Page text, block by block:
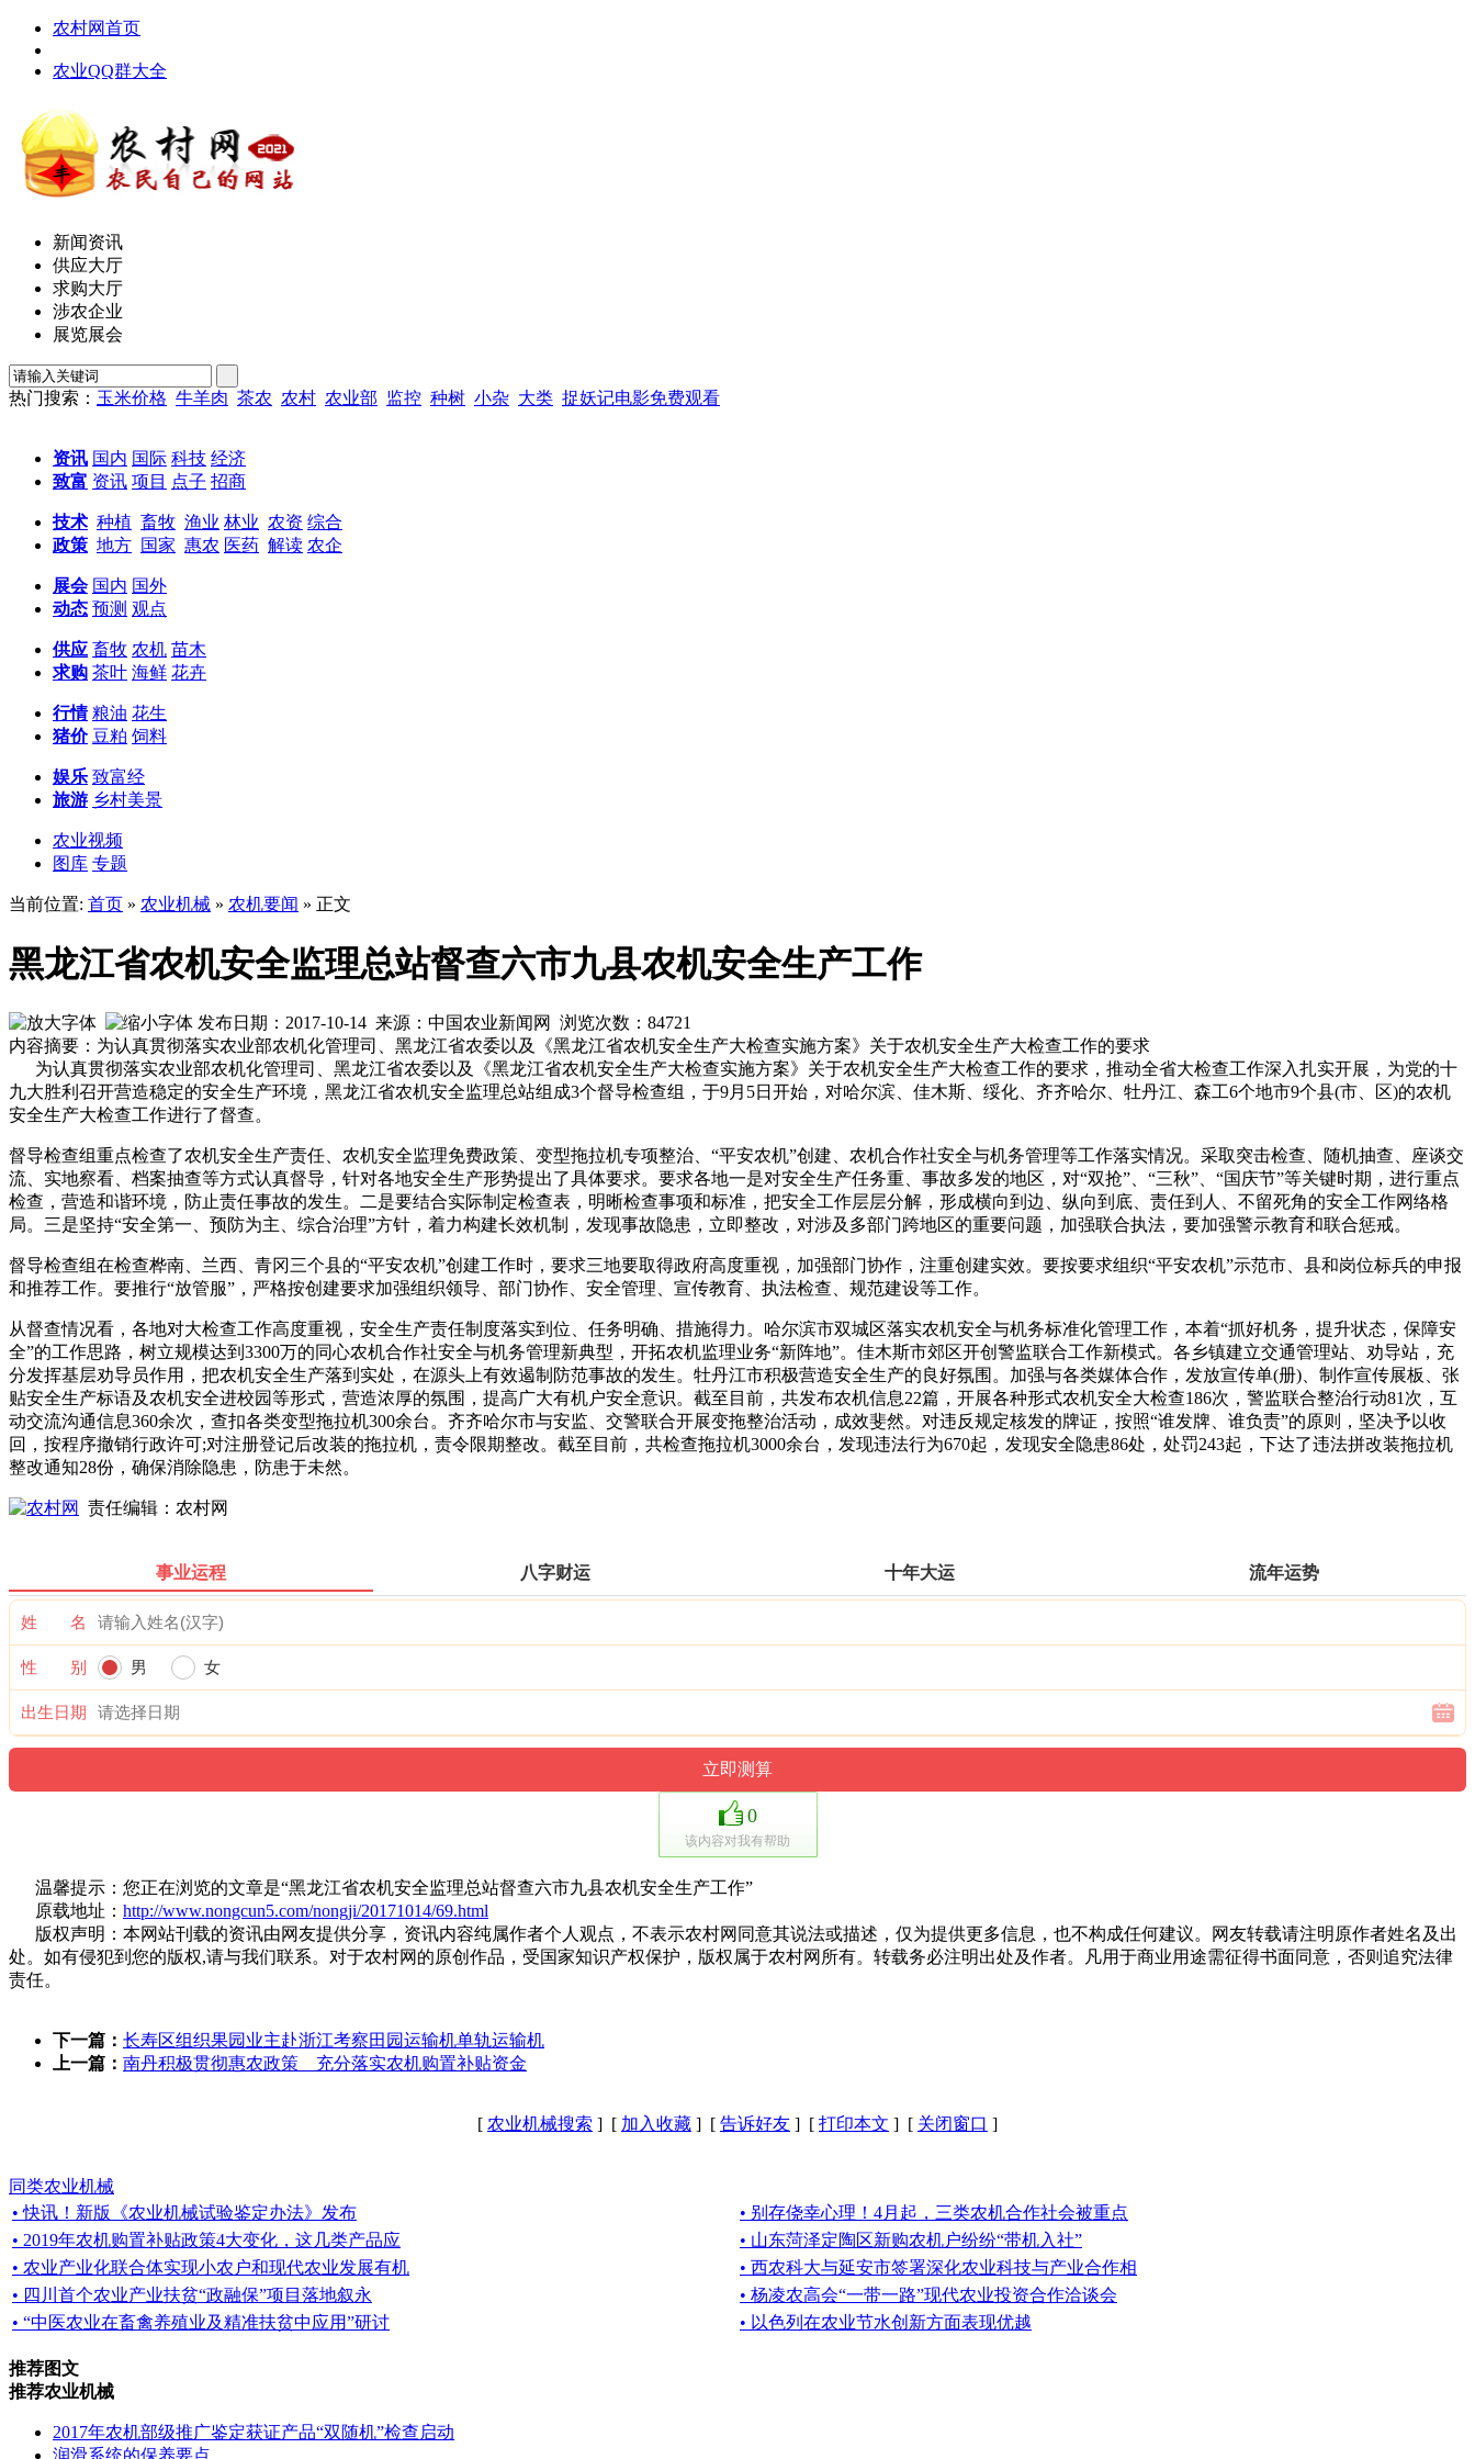
农村网首页
农业QQ群大全
新闻资讯
供应大厅
求购大厅
涉农企业
展览展会
热门搜索： 玉米价格 牛羊肉 茶农 农村 农业部 监控 种树 小杂 大类 捉妖记电影免费观看
资讯 国内 国际 科技 经济
致富 资讯 项目 点子 招商
技术 种植 畜牧 渔业 林业 农资 综合
政策 地方 国家 惠农 医药 解读 农企
展会 国内 国外
动态 预测 观点
供应 畜牧 农机 苗木
求购 茶叶 海鲜 花卉
行情 粮油 花生
猪价 豆粕 饲料
娱乐 致富经
旅游 乡村美景
农业视频
图库 专题
当前位置: 首页 » 农业机械 » 农机要闻 » 正文
黑龙江省农机安全监理总站督查六市九县农机安全生产工作
发布日期：2017-10-14 来源：中国农业新闻网 浏览次数： 84721
内容摘要：为认真贯彻落实农业部农机化管理司、黑龙江省农委以及《黑龙江省农机安全生产大检查实施方案》关于农机安全生产大检查工作的要求
为认真贯彻落实农业部农机化管理司、黑龙江省农委以及《黑龙江省农机安全生产大检查实施方案》关于农机安全生产大检查工作的要求，推动全省大检查工作深入扎实开展，为党的十
九大胜利召开营造稳定的安全生产环境，黑龙江省农机安全监理总站组成3个督导检查组，于9月5日开始，对哈尔滨、佳木斯、绥化、齐齐哈尔、牡丹江、森工6个地市9个县(市、区)的农机
安全生产大检查工作进行了督查。
督导检查组重点检查了农机安全生产责任、农机安全监理免费政策、变型拖拉机专项整治、“平安农机”创建、农机合作社安全与机务管理等工作落实情况。采取突击检查、随机抽查、座谈交
流、实地察看、档案抽查等方式认真督导，针对各地安全生产形势提出了具体要求。要求各地一是对安全生产任务重、事故多发的地区，对“双抢”、“三秋”、“国庆节”等关键时期，进行重点
检查，营造和谐环境，防止责任事故的发生。二是要结合实际制定检查表，明晰检查事项和标准，把安全工作层层分解，形成横向到边、纵向到底、责任到人、不留死角的安全工作网络格
局。三是坚持“安全第一、预防为主、综合治理”方针，着力构建长效机制，发现事故隐患，立即整改，对涉及多部门跨地区的重要问题，加强联合执法，要加强警示教育和联合惩戒。
督导检查组在检查桦南、兰西、青冈三个县的“平安农机”创建工作时，要求三地要取得政府高度重视，加强部门协作，注重创建实效。要按要求组织“平安农机”示范市、县和岗位标兵的申报
和推荐工作。要推行“放管服”，严格按创建要求加强组织领导、部门协作、安全管理、宣传教育、执法检查、规范建设等工作。
从督查情况看，各地对大检查工作高度重视，安全生产责任制度落实到位、任务明确、措施得力。哈尔滨市双城区落实农机安全与机务标准化管理工作，本着“抓好机务，提升状态，保障安
全”的工作思路，树立规模达到3300万的同心农机合作社安全与机务管理新典型，开拓农机监理业务“新阵地”。佳木斯市郊区开创警监联合工作新模式。各乡镇建立交通管理站、劝导站，充
分发挥基层劝导员作用，把农机安全生产落到实处，在源头上有效遏制防范事故的发生。牡丹江市积极营造安全生产的良好氛围。加强与各类媒体合作，发放宣传单(册)、制作宣传展板、张
贴安全生产标语及农机安全进校园等形式，营造浓厚的氛围，提高广大有机户安全意识。截至目前，共发布农机信息22篇，开展各种形式农机安全大检查186次，警监联合整治行动81次，互
动交流沟通信息360余次，查扣各类变型拖拉机300余台。齐齐哈尔市与安监、交警联合开展变拖整治活动，成效斐然。对违反规定核发的牌证，按照“谁发牌、谁负责”的原则，坚决予以收
回，按程序撤销行政许可;对注册登记后改装的拖拉机，责令限期整改。截至目前，共检查拖拉机3000余台，发现违法行为670起，发现安全隐患86处，处罚243起，下达了违法拼改装拖拉机
整改通知28份，确保消除隐患，防患于未然。
责任编辑：农村网
事业运程 八字财运 十年大运 流年运势
姓 名
性 别 男 女
出生日期
0
该内容对我有帮助
温馨提示：您正在浏览的文章是“黑龙江省农机安全监理总站督查六市九县农机安全生产工作”
原载地址： http://www.nongcun5.com/nongji/20171014/69.html
版权声明：本网站刊载的资讯由网友提供分享，资讯内容纯属作者个人观点，不表示农村网同意其说法或描述，仅为提供更多信息，也不构成任何建议。网友转载请注明原作者姓名及出
处。如有侵犯到您的版权,请与我们联系。对于农村网的原创作品，受国家知识产权保护，版权属于农村网所有。转载务必注明出处及作者。凡用于商业用途需征得书面同意，否则追究法律
责任。
下一篇： 长寿区组织果园业主赴浙江考察田园运输机单轨运输机
上一篇： 南丹积极贯彻惠农政策 充分落实农机购置补贴资金
[ 农业机械搜索 ] [ 加入收藏 ] [ 告诉好友 ] [ 打印本文 ] [ 关闭窗口 ]
同类农业机械
• 快讯！新版《农业机械试验鉴定办法》发布
• 别存侥幸心理！4月起，三类农机合作社会被重点
• 2019年农机购置补贴政策4大变化，这几类产品应
• 山东菏泽定陶区新购农机户纷纷“带机入社”
• 农业产业化联合体实现小农户和现代农业发展有机
• 西农科大与延安市签署深化农业科技与产业合作相
• 四川首个农业产业扶贫“政融保”项目落地叙永
• 杨凌农高会“一带一路”现代农业投资合作洽谈会
• “中医农业在畜禽养殖业及精准扶贫中应用”研讨
• 以色列在农业节水创新方面表现优越
推荐图文
推荐农业机械
2017年农机部级推广鉴定获证产品“双随机”检查启动
润滑系统的保养要点